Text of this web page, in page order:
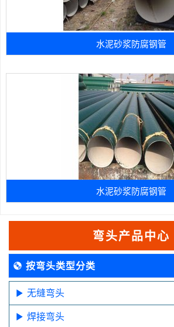
水泥砂浆防腐钢管
水泥砂浆防腐钢管
弯头产品中心
按弯头类型分类
无缝弯头
焊接弯头